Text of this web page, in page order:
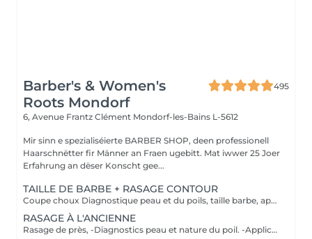
Barber's & Women's
Roots Mondorf
495
6, Avenue Frantz Clément Mondorf-les-Bains L-5612
Mir sinn e spezialiséierte BARBER SHOP, deen professionell
Haarschnëtter fir Männer an Fraen ugebitt. Mat iwwer 25 Joer
Erfahrung an dëser Konscht gee...
TAILLE DE BARBE + RASAGE CONTOUR
Coupe choux Diagnostique peau et du poils, taille barbe, application d'un pre shave ou huile de rasage, bain chaud, rasage contour avec mousse à l'ancienne, bain froid et pour finir soin pierre d'alun ou after shave et massage faciale
RASAGE À L'ANCIENNE
Rasage de près, -Diagnostics peau et nature du poil. -Application d'un pré shave ou huile de rasage. -Bain chaud avec vapothérapie aux huiles essentielles. -Premier passage de lames avec mousse à l'ancienne, rinçage de la peau, deuxième passage de lames, bain froid. -Soin avec pierre d'alun ou after shave. -Massage faciale.